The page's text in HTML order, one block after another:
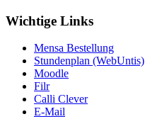
Wichtige Links
Mensa Bestellung
Stundenplan (WebUntis)
Moodle
Filr
Calli Clever
E-Mail